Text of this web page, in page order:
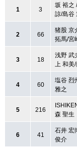
1 3
坂 裕之
諒/島谷
2 66
猪股 京
拓馬/宮
3 18
浅野 武
上 和美
4 60
塩谷 烈
雅之
5 216
森 聖生
6 41
石井 宏
俊介